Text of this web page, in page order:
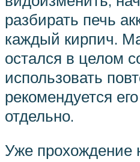
разбирать печь
каждый кирпич.
остался в целом
использовать
рекомендуется
отдельно.
Уже прохождение